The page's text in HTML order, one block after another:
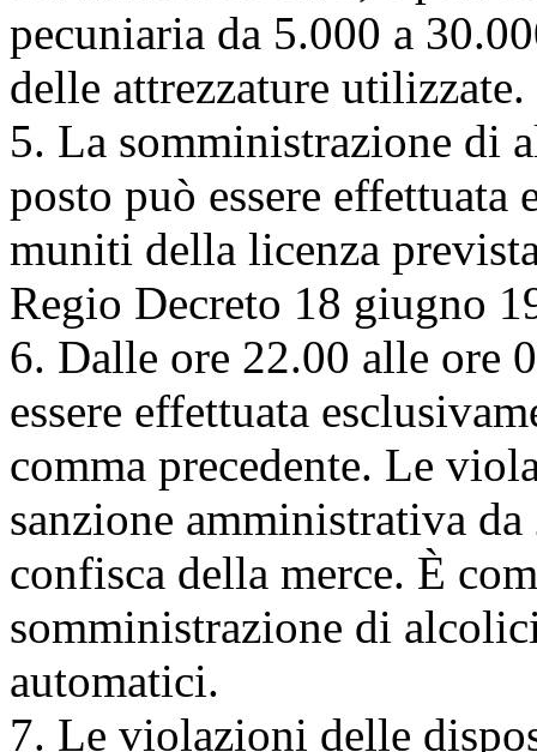
pecuniaria da 5.000 a
delle attrezzature utilizzate.
5. La somministrazione di
posto può essere effettuata
muniti della licenza
Regio Decreto 18 giugno
6. Dalle ore 22.00 alle ore
essere effettuata
comma precedente. Le
sanzione amministrativa
confisca della merce. È
somministrazione di
automatici.
7. Le violazioni delle